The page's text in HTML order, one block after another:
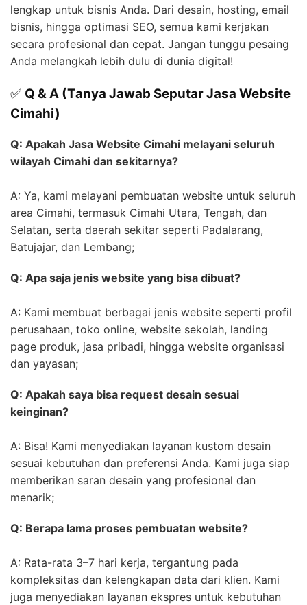
lengkap untuk bisnis Anda. Dari desain, hosting, email
bisnis, hingga optimasi SEO, semua kami kerjakan
secara profesional dan cepat. Jangan tunggu pesaing
Anda melangkah lebih dulu di dunia digital!
✅ Q & A (Tanya Jawab Seputar Jasa Website
Cimahi)
Q: Apakah Jasa Website Cimahi melayani seluruh
wilayah Cimahi dan sekitarnya?
A: Ya, kami melayani pembuatan website untuk seluruh
area Cimahi, termasuk Cimahi Utara, Tengah, dan
Selatan, serta daerah sekitar seperti Padalarang,
Batujajar, dan Lembang;
Q: Apa saja jenis website yang bisa dibuat?
A: Kami membuat berbagai jenis website seperti profil
perusahaan, toko online, website sekolah, landing
page produk, jasa pribadi, hingga website organisasi
dan yayasan;
Q: Apakah saya bisa request desain sesuai
keinginan?
A: Bisa! Kami menyediakan layanan kustom desain
sesuai kebutuhan dan preferensi Anda. Kami juga siap
memberikan saran desain yang profesional dan
menarik;
Q: Berapa lama proses pembuatan website?
A: Rata-rata 3–7 hari kerja, tergantung pada
kompleksitas dan kelengkapan data dari klien. Kami
juga menyediakan layanan ekspres untuk kebutuhan